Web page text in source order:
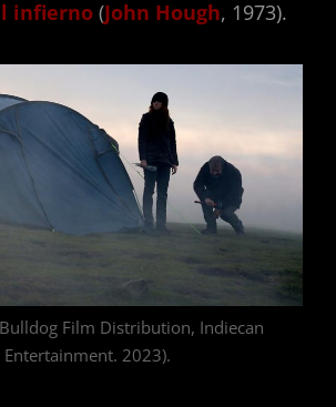
infierno (John Hough, 1973).
Film Distribution, Indiecan
Entertainment. 2023).